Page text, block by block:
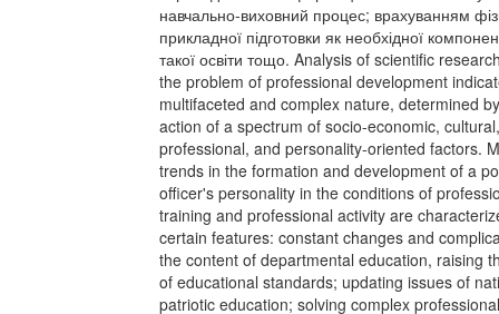
навчально-виховний процес; врахуванням
прикладної підготовки як необхідної
такої освіти тощо. Analysis of scientific
the problem of professional development
multifaceted and complex nature, determined
action of a spectrum of socio-economic, cultural,
professional, and personality-oriented factors.
trends in the formation and development of a
officer's personality in the conditions of
training and professional activity are
certain features: constant changes and
the content of departmental education, raising
of educational standards; updating issues of
patriotic education; solving complex